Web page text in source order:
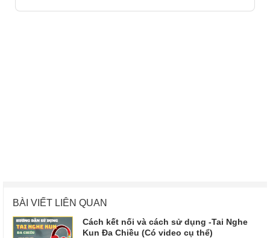
BÀI VIẾT LIÊN QUAN
Cách kết nối và cách sử dụng -Tai Nghe
Kun Đa Chiều (Có video cụ thể)